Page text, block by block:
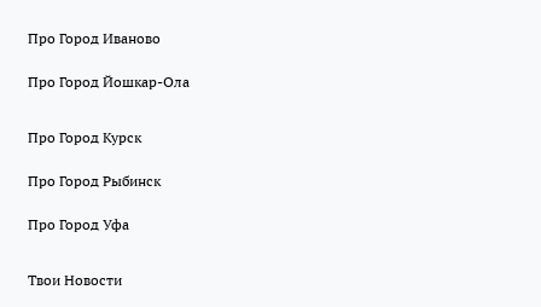
Про Город Иваново
Про Город Йошкар-Ола
Про Город Курск
Про Город Рыбинск
Про Город Уфа
Твои Новости